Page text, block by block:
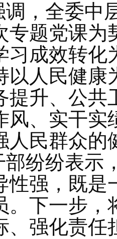
调，全委中
专题党课为
习成效转化
以人民健康
提升、公
风、实干实
人民群众的
部纷纷表示
性强，既是
。下一步，
、强化责任